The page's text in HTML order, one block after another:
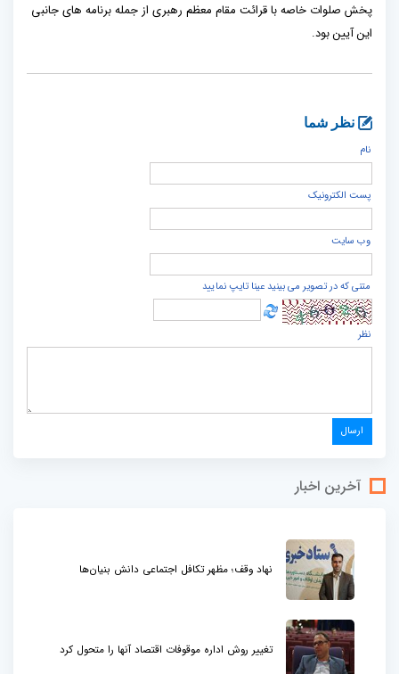
پخش صلوات خاصه با قرائت مقام معظم رهبری از جمله برنامه های جانبی
این آیین بود.
نظر شما
نام
پست الكترونيک
وب سایت
متنی که در تصویر می بینید عینا تایپ نمایید
نظر
آخرین اخبار
نهاد وقف؛ مظهر تکافل اجتماعی دانش بنیان‌ها
تغییر روش اداره موقوفات اقتصاد آنها را متحول کرد